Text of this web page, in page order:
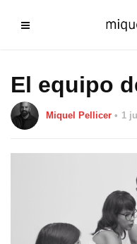
El equipo
Miquel Pellicer 1